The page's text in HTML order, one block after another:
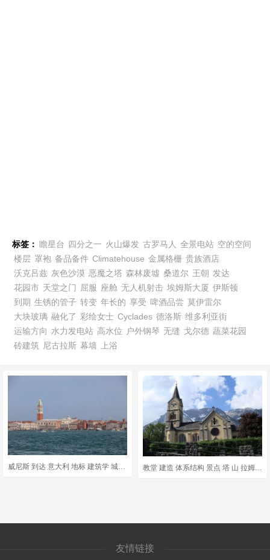
标签： 瞻星台 四分之一 火山爆发 古罗马人 全景电站 空的空间
楼层 罩袍 备品备件 Climatehouse 金属格栅 贵族酒店
沃克吕兹 灰色沙漠 恶魔之塔 森林废墟 桑道尔 王朝 发达
花园市 天堂之门 屈服 座舱 无人机射击 埃姆斯大厦 伊斯顿
到期 生锈的管子 转变 年长的 享受 啤酒品尝 莫伊雷尔
大块玻璃 融化了 彩绘女士 Cyclades 德洛斯 维多利亚街
运输方向 水力发电站 高水位 户外钢琴 无缝 戈尔德 蔬菜花园
砖建筑 尼古拉斯 幕墙 上浴
教堂 建造 体系结构 景点 塔 山 拉姆绍到达赫斯坦 奥地利 村
友情链接